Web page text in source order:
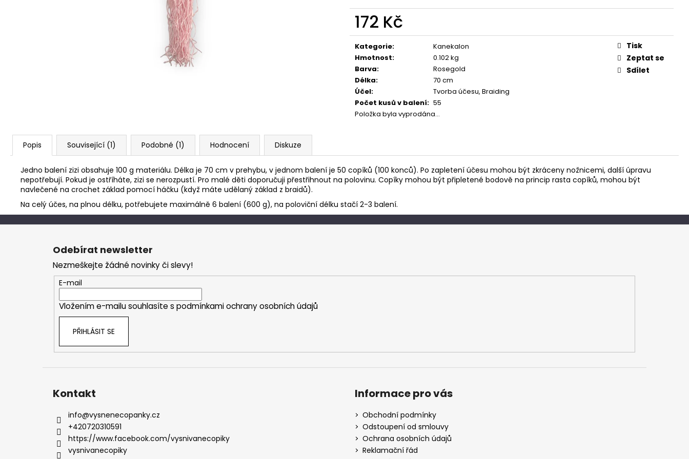
172 Kč
Měrná
cena:
Kategorie:
Kanekalon
Hmotnost:
0.102 kg
Barva:
Rosegold
Délka:
70 cm
Účel:
Tvorba účesu, Braiding
Počet kusů v balení: 55
Položka byla vyprodána…
Tisk
Zeptat se
Sdílet
Popis Související (1) Podobné (1) Hodnocení Diskuze
Jedno balení zizi obsahuje 100 g materiálu. Délka je 70 cm v prehybu, v jednom balení je 50 copíků (100 konců). Po zapletení účesu mohou být zkráceny nožnicemi, další úpravu
nepotřebují. Pokud je ostříháte, zizi se nerozpustí. Pro malé děti doporučuji přestřihnout na polovinu. Copíky mohou být připletené bodově na princip rasta copíků, mohou být
navlečené na crochet základ pomocí háčku (když máte udělaný základ z braidů).
Na celý účes, na plnou délku, potřebujete maximálně 6 balení (600 g), na poloviční délku stačí 2-3 balení.
Z
Odebírat newsletter
Nezmeškejte žádné novinky či slevy!
E-mail
Vložením e-mailu souhlasíte s podmínkami ochrany osobních údajů
PŘIHLÁSIT SE
Kontakt
info@vysnenecopanky.cz
+420720310591
https://www.facebook.com/vysnivanecopiky
vysnivanecopiky
Informace pro vás
Obchodní podmínky
Odstoupení od smlouvy
Ochrana osobních údajů
Reklamační řád